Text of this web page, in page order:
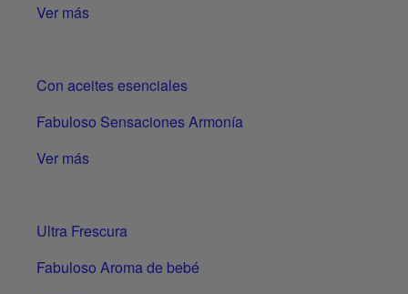
Ver más
Con aceites esenciales
Fabuloso Sensaciones Armonía
Ver más
Ultra Frescura
Fabuloso Aroma de bebé